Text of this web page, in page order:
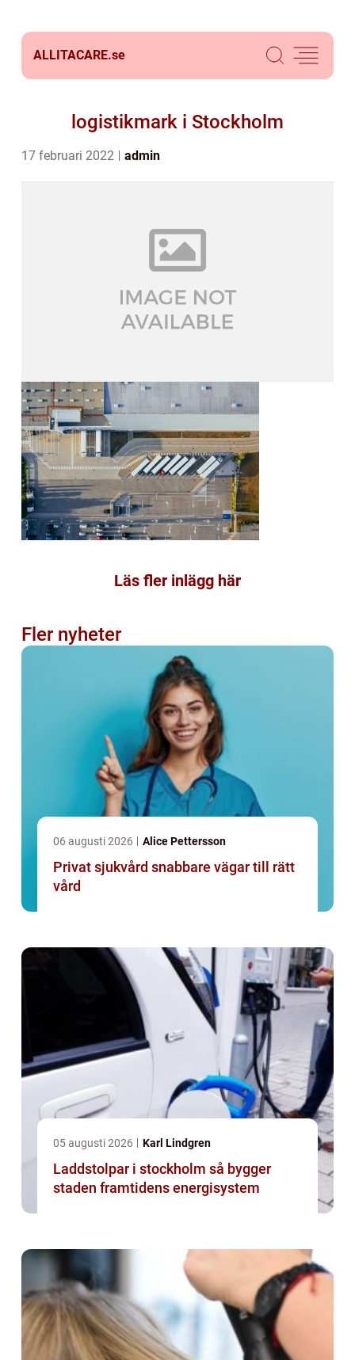
ALLITACARE.se
logistikmark i Stockholm
17 februari 2022 admin
Läs fler inlägg här
Fler nyheter
06 augusti 2026 Alice Pettersson
Privat sjukvård snabbare vägar till rätt
vård
05 augusti 2026 Karl Lindgren
Laddstolpar i stockholm så bygger
staden framtidens energisystem